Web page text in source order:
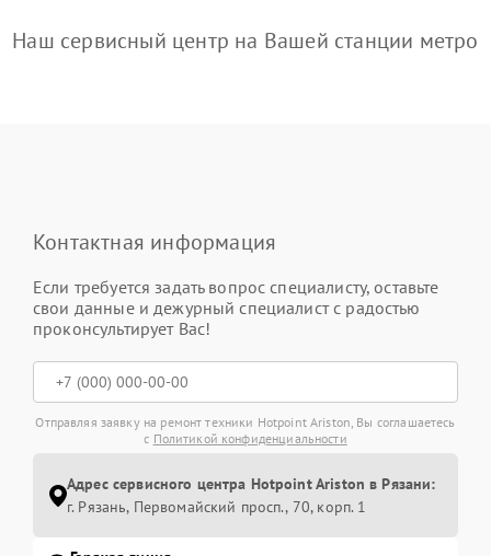
Наш сервисный центр на Вашей станции метро
Контактная информация
Если требуется задать вопрос специалисту, оставьте
свои данные и дежурный специалист с радостью
проконсультирует Вас!
Отправляя заявку на ремонт техники Hotpoint Ariston, Вы соглашаетесь
с Политикой конфиденциальности
Адрес сервисного центра Hotpoint Ariston в Рязани:
г. Рязань, Первомайский просп., 70, корп. 1